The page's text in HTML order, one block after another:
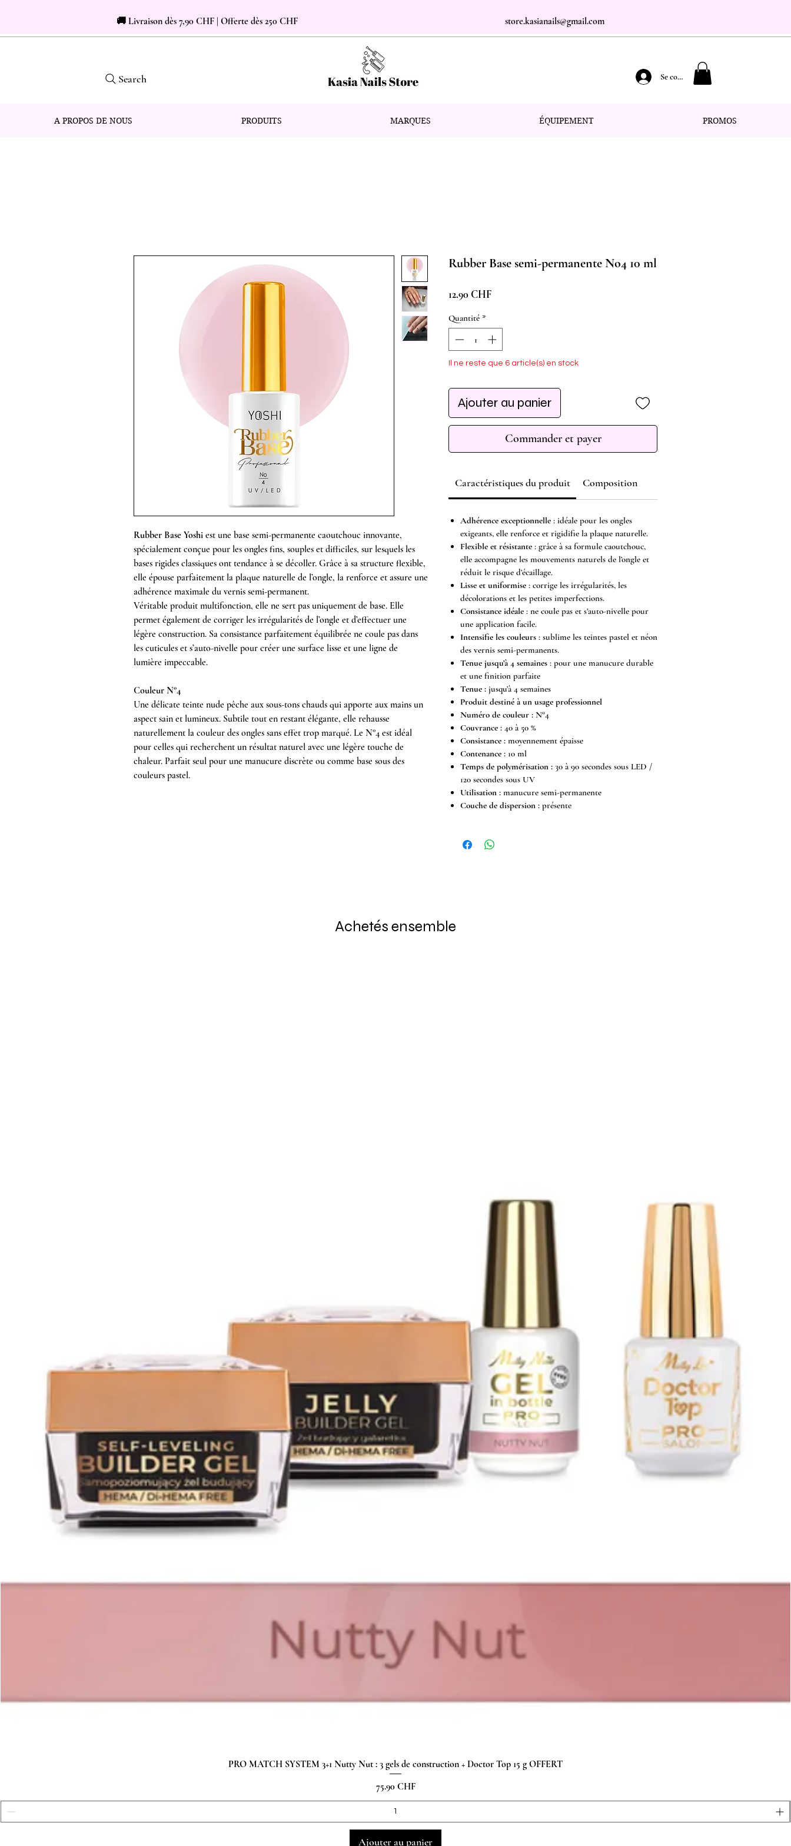
🚚 Livraison dès 7,90 CHF | Offerte dès 250 CHF store.kasianails@gmail.com
Search Se connecter
A PROPOS DE NOUS PRODUITS MARQUES ÉQUIPEMENT PROMOS
Rubber Base Yoshi est une base semi-permanente caoutchouc innovante,
spécialement conçue pour les ongles fins, souples et difficiles, sur lesquels les
bases rigides classiques ont tendance à se décoller. Grâce à sa structure flexible,
elle épouse parfaitement la plaque naturelle de l’ongle, la renforce et assure une
adhérence maximale du vernis semi-permanent.
Véritable produit multifonction, elle ne sert pas uniquement de base. Elle
permet également de corriger les irrégularités de l’ongle et d’effectuer une
légère construction. Sa consistance parfaitement équilibrée ne coule pas dans
les cuticules et s’auto-nivelle pour créer une surface lisse et une ligne de
lumière impeccable.
Couleur N°4
Une délicate teinte nude pêche aux sous-tons chauds qui apporte aux mains un
aspect sain et lumineux. Subtile tout en restant élégante, elle rehausse
naturellement la couleur des ongles sans effet trop marqué. Le N°4 est idéal
pour celles qui recherchent un résultat naturel avec une légère touche de
chaleur. Parfait seul pour une manucure discrète ou comme base sous des
couleurs pastel.
Rubber Base semi-permanente No4 10 ml
12.90 CHFPrix
Quantité *
Il ne reste que 6 article(s) en stock
Ajouter au panier
Commander et payer
Caractéristiques du produit Composition
Adhérence exceptionnelle : idéale pour les ongles
exigeants, elle renforce et rigidifie la plaque naturelle.
Flexible et résistante : grâce à sa formule caoutchouc,
elle accompagne les mouvements naturels de l’ongle et
réduit le risque d’écaillage.
Lisse et uniformise : corrige les irrégularités, les
décolorations et les petites imperfections.
Consistance idéale : ne coule pas et s’auto-nivelle pour
une application facile.
Intensifie les couleurs : sublime les teintes pastel et néon
des vernis semi-permanents.
Tenue jusqu’à 4 semaines : pour une manucure durable
et une finition parfaite
Tenue : jusqu’à 4 semaines
Produit destiné à un usage professionnel
Numéro de couleur : N°4
Couvrance : 40 à 50 %
Consistance : moyennement épaisse
Contenance : 10 ml
Temps de polymérisation : 30 à 90 secondes sous LED /
120 secondes sous UV
Utilisation : manucure semi-permanente
Couche de dispersion : présente
Achetés ensemble
Aperçu rapide
PRO MATCH SYSTEM 3+1 Nutty Nut : 3 gels de construction + Doctor Top 15 g OFFERT
Prix
75.90 CHF
Ajouter au panier